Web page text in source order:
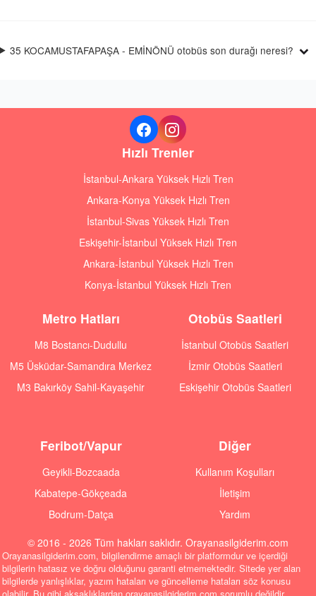
35 KOCAMUSTAFAPAŞA - EMİNÖNÜ otobüs son durağı neresi?
Hızlı Trenler
İstanbul-Ankara Yüksek Hızlı Tren
Ankara-Konya Yüksek Hızlı Tren
İstanbul-Sivas Yüksek Hızlı Tren
Eskişehir-İstanbul Yüksek Hızlı Tren
Ankara-İstanbul Yüksek Hızlı Tren
Konya-İstanbul Yüksek Hızlı Tren
Metro Hatları
M8 Bostancı-Dudullu
M5 Üsküdar-Samandıra Merkez
M3 Bakırköy Sahil-Kayaşehir
Otobüs Saatleri
İstanbul Otobüs Saatleri
İzmir Otobüs Saatleri
Eskişehir Otobüs Saatleri
Feribot/Vapur
Geyikli-Bozcaada
Kabatepe-Gökçeada
Bodrum-Datça
Diğer
Kullanım Koşulları
İletişim
Yardım
© 2016 - 2026 Tüm hakları saklıdır. Orayanasilgiderim.com
Orayanasilgiderim.com, bilgilendirme amaçlı bir platformdur ve içerdiği
bilgilerin hatasız ve doğru olduğunu garanti etmemektedir. Sitede yer alan
bilgilerde yanlışlıklar, yazım hataları ve güncelleme hataları söz konusu